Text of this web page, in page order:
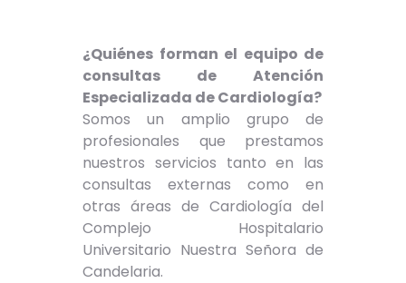
¿Quiénes forman el equipo de
consultas de Atención
Especializada de Cardiología?
Somos un amplio grupo de
profesionales que prestamos
nuestros servicios tanto en las
consultas externas como en
otras áreas de Cardiología del
Complejo Hospitalario
Universitario Nuestra Señora de
Candelaria.